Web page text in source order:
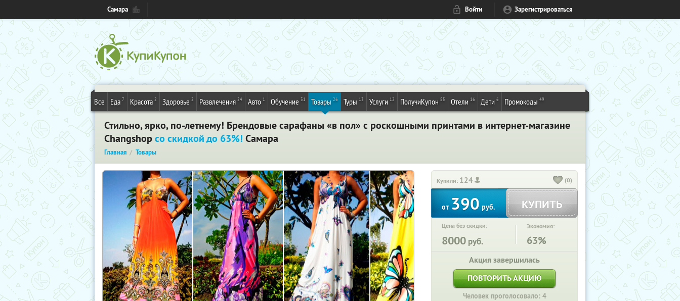
Самара Войти Зарегистрироваться
Все Еда 7 Красота 2 Здоровье 2 Развлечения 24 Авто 1 Обучение 31 Товары 26 Туры 13 Услуги 12 ПолучиКупон 85 Отели 16 Дети 6 Промокоды 49
Стильно, ярко, по-летнему! Брендовые сарафаны «в пол» с роскошными принтами в интернет-магазине
Changshopсо скидкой до 63%! Самара
Главная Товары
Купили: 124 (0)
от390руб. КУПИТЬ
Цена без скидки:
8000 руб.
Экономия:
63%
Акция завершилась
ПОВТОРИТЬ АКЦИЮ
Человек проголосовало: 4